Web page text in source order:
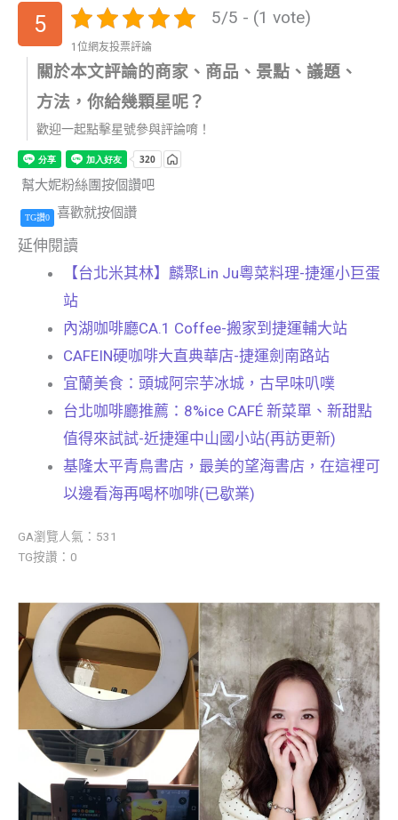
5 5/5 - (1 vote)
1位網友投票評論
關於本文評論的商家、商品、景點、議題、
方法，你給幾顆星呢？
歡迎一起點擊星號參與評論唷！
幫大妮粉絲團按個讚吧
TG讚0 喜歡就按個讚
延伸閱讀
【台北米其林】麟聚Lin Ju粵菜料理-捷運小巨蛋
站
內湖咖啡廳CA.1 Coffee-搬家到捷運輔大站
CAFEIN硬咖啡大直典華店-捷運劍南路站
宜蘭美食：頭城阿宗芋冰城，古早味叭噗
台北咖啡廳推薦：8%ice CAFÉ 新菜單、新甜點
值得來試試-近捷運中山國小站(再訪更新)
基隆太平青鳥書店，最美的望海書店，在這裡可
以邊看海再喝杯咖啡(已歇業)
GA瀏覽人氣：531
TG按讚：0